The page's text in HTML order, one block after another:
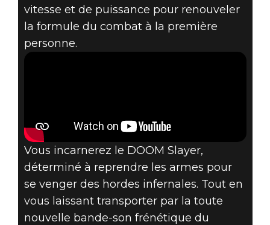
DOOM ETERNAL
– BANDE-
vitesse et de puissance pour renouveler
la formule du combat à la première
personne.
Vous incarnerez le DOOM Slayer,
déterminé à reprendre les armes pour
se venger des hordes infernales. Tout en
vous laissant transporter par la toute
nouvelle bande-son frénétique du